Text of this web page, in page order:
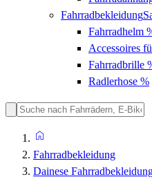
Fahrradbekleidung
Fahrradhelm
Accessoires
Fahrradbrille
Radlerhose %
Fahrradbekleidung
Dainese